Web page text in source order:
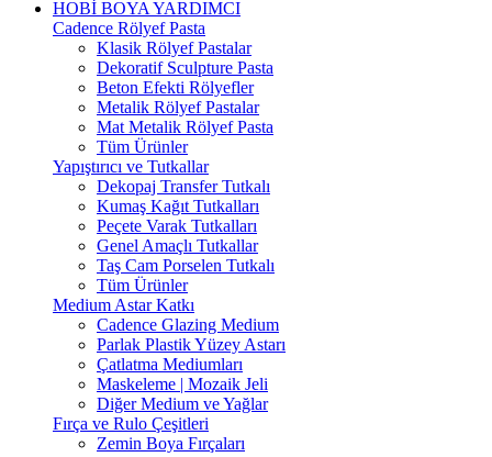
HOBİ BOYA YARDIMCI
Cadence Rölyef Pasta
Klasik Rölyef Pastalar
Dekoratif Sculpture Pasta
Beton Efekti Rölyefler
Metalik Rölyef Pastalar
Mat Metalik Rölyef Pasta
Tüm Ürünler
Yapıştırıcı ve Tutkallar
Dekopaj Transfer Tutkalı
Kumaş Kağıt Tutkalları
Peçete Varak Tutkalları
Genel Amaçlı Tutkallar
Taş Cam Porselen Tutkalı
Tüm Ürünler
Medium Astar Katkı
Cadence Glazing Medium
Parlak Plastik Yüzey Astarı
Çatlatma Mediumları
Maskeleme | Mozaik Jeli
Diğer Medium ve Yağlar
Fırça ve Rulo Çeşitleri
Zemin Boya Fırçaları